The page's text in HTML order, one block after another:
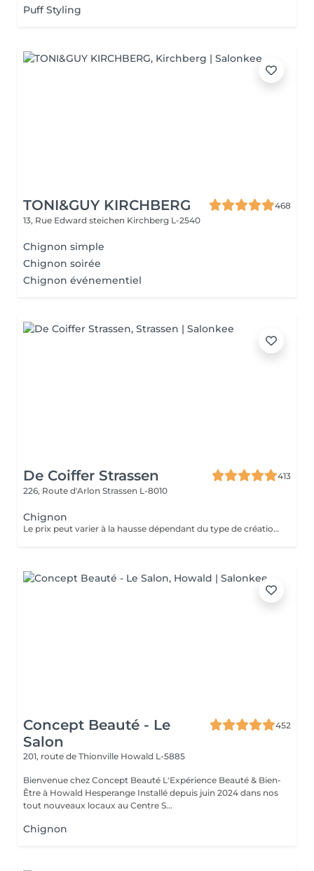
Puff Styling
TONI&GUY KIRCHBERG
468
13, Rue Edward steichen Kirchberg L-2540
Chignon simple
Chignon soirée
Chignon événementiel
De Coiffer Strassen
413
226, Route d'Arlon Strassen L-8010
Chignon
Le prix peut varier à la hausse dépendant du type de création finalement réalisée.
Concept Beauté - Le
Salon
452
201, route de Thionville Howald L-5885
Bienvenue chez Concept Beauté L'Expérience Beauté & Bien-
Être à Howald Hesperange Installé depuis juin 2024 dans nos
tout nouveaux locaux au Centre S...
Chignon